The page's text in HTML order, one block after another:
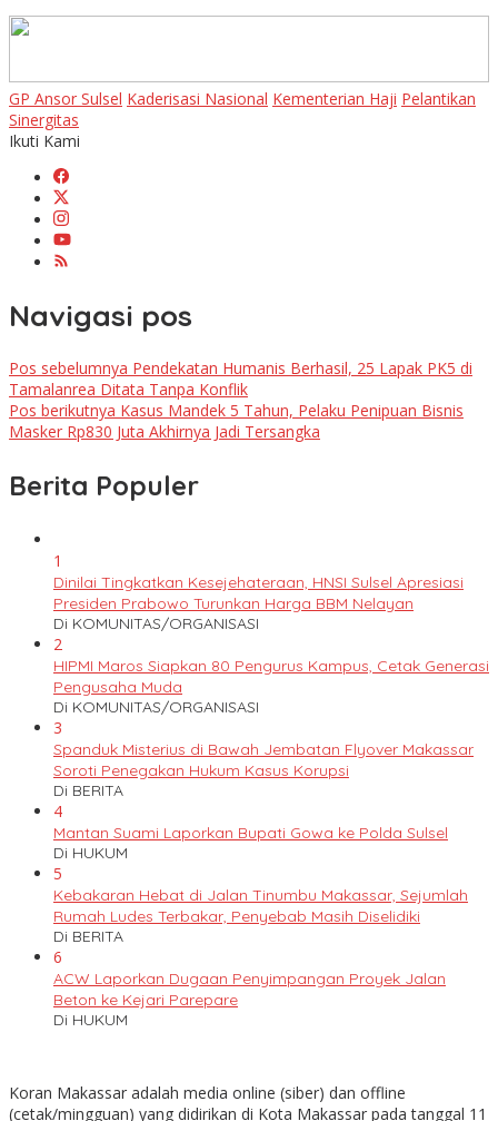
GP Ansor Sulsel Kaderisasi Nasional Kementerian Haji Pelantikan
Sinergitas
Ikuti Kami
Navigasi pos
Pos sebelumnya Pendekatan Humanis Berhasil, 25 Lapak PK5 di
Tamalanrea Ditata Tanpa Konflik
Pos berikutnya Kasus Mandek 5 Tahun, Pelaku Penipuan Bisnis
Masker Rp830 Juta Akhirnya Jadi Tersangka
Berita Populer
1
Dinilai Tingkatkan Kesejehateraan, HNSI Sulsel Apresiasi
Presiden Prabowo Turunkan Harga BBM Nelayan
Di KOMUNITAS/ORGANISASI
2
HIPMI Maros Siapkan 80 Pengurus Kampus, Cetak Generasi
Pengusaha Muda
Di KOMUNITAS/ORGANISASI
3
Spanduk Misterius di Bawah Jembatan Flyover Makassar
Soroti Penegakan Hukum Kasus Korupsi
Di BERITA
4
Mantan Suami Laporkan Bupati Gowa ke Polda Sulsel
Di HUKUM
5
Kebakaran Hebat di Jalan Tinumbu Makassar, Sejumlah
Rumah Ludes Terbakar, Penyebab Masih Diselidiki
Di BERITA
6
ACW Laporkan Dugaan Penyimpangan Proyek Jalan
Beton ke Kejari Parepare
Di HUKUM
Koran Makassar adalah media online (siber) dan offline
(cetak/mingguan) yang didirikan di Kota Makassar pada tanggal 11